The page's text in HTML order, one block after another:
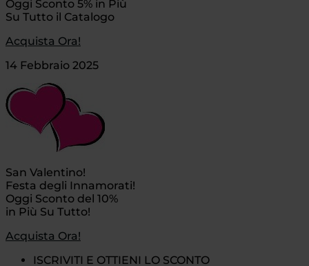
Oggi Sconto 5% in Più
Su Tutto il Catalogo
Acquista Ora!
14 Febbraio 2025
San Valentino!
Festa degli Innamorati!
Oggi Sconto del 10%
in Più Su Tutto!
Acquista Ora!
ISCRIVITI E OTTIENI LO SCONTO